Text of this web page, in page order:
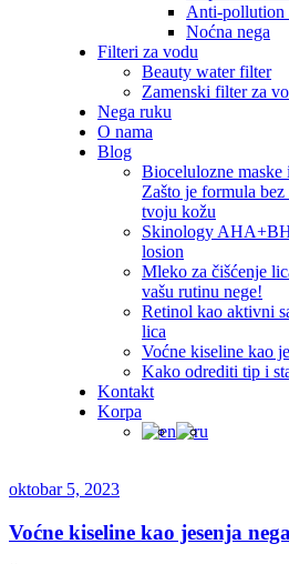
Anti-pollution
Noćna nega
Filteri za vodu
Beauty water filter
Zamenski filter za
Nega ruku
O nama
Blog
Biocelulozne maske
Zašto je formula
tvoju kožu
Skinology
losion
Mleko za čišćenje
vašu rutinu nege!
Retinol kao aktivni
lica
Voćne kiseline kao
Kako odrediti tip i
Kontakt
Korpa
oktobar 5, 2023
Voćne kiseline kao jesenja nega